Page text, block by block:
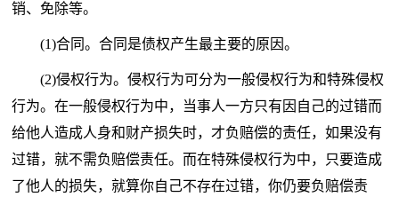
销、免除等。
(1)合同。合同是债权产生最主要的原因。
(2)侵权行为。侵权行为可分为一般侵权行为和特殊侵权
行为。在一般侵权行为中，当事人一方只有因自己的过错而
给他人造成人身和财产损失时，才负赔偿的责任，如果没有
过错，就不需负赔偿责任。而在特殊侵权行为中，只要造成
了他人的损失，就算你自己不存在过错，你仍要负赔偿责